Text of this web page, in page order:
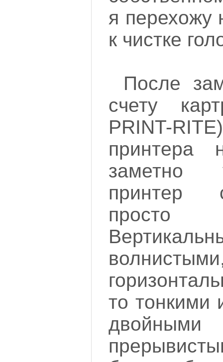
я перехожу
к чистке
После
счету
PRINT-
принтера
заметно
принтер
просто
то тонкими